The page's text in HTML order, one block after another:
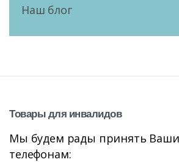
Наш блог
Товарыдля инвалидов
Мы будем рады принять
телефонам: